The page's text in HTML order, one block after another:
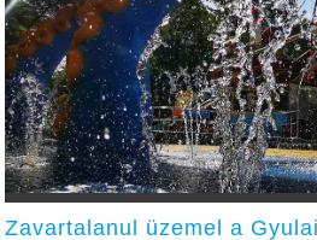
Zavartalanul üzemel a